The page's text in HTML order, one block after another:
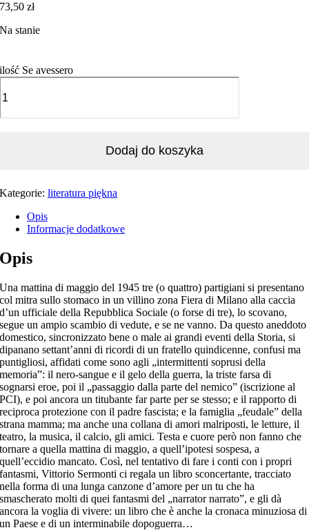
73,50zł
Na stanie
ilość Se avessero
Dodaj do koszyka
Kategorie:literatura piękna
Opis
Informacje dodatkowe
Opis
Una mattina di maggio del 1945 tre (o quattro) partigiani si presentano
col mitra sullo stomaco in un villino zona Fiera di Milano alla caccia
d’un ufficiale della Repubblica Sociale (o forse di tre), lo scovano,
segue un ampio scambio di vedute, e se ne vanno. Da questo aneddoto
domestico, sincronizzato bene o male ai grandi eventi della Storia, si
dipanano settant’anni di ricordi di un fratello quindicenne, confusi ma
puntigliosi, affidati come sono agli „intermittenti soprusi della
memoria”: il nero-sangue e il gelo della guerra, la triste farsa di
sognarsi eroe, poi il „passaggio dalla parte del nemico” (iscrizione al
PCI), e poi ancora un titubante far parte per se stesso; e il rapporto di
reciproca protezione con il padre fascista; e la famiglia „feudale” della
strana mamma; ma anche una collana di amori malriposti, le letture, il
teatro, la musica, il calcio, gli amici. Testa e cuore però non fanno che
tornare a quella mattina di maggio, a quell’ipotesi sospesa, a
quell’eccidio mancato. Così, nel tentativo di fare i conti con i propri
fantasmi, Vittorio Sermonti ci regala un libro sconcertante, tracciato
nella forma di una lunga canzone d’amore per un tu che ha
smascherato molti di quei fantasmi del „narrator narrato”, e gli dà
ancora la voglia di vivere: un libro che è anche la cronaca minuziosa di
un Paese e di un interminabile dopoguerra…